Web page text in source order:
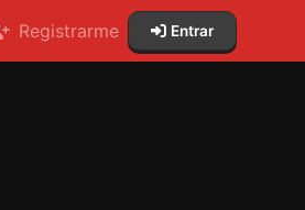
Registrarme Entrar